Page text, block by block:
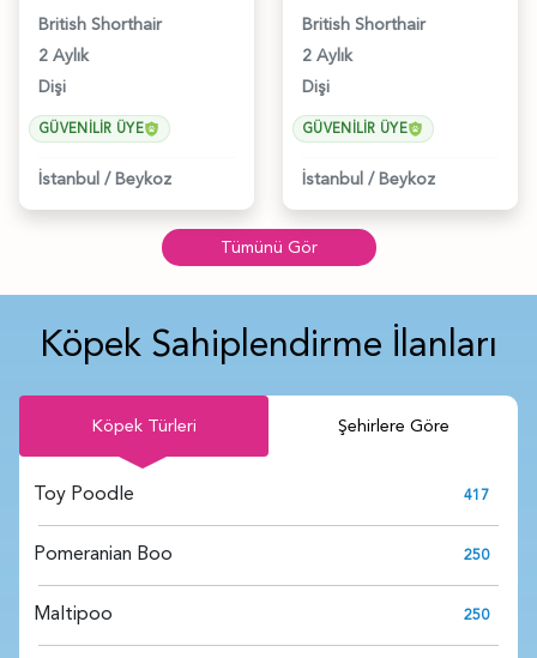
British Shorthair
2 Aylık
Dişi
GÜVENILIR ÜYE
İstanbul / Beykoz
British Shorthair
2 Aylık
Dişi
GÜVENILIR ÜYE
İstanbul / Beykoz
Tümünü Gör
Köpek Sahiplendirme İlanları
Köpek Türleri Şehirlere Göre
Toy Poodle 417
Pomeranian Boo 250
Maltipoo 250